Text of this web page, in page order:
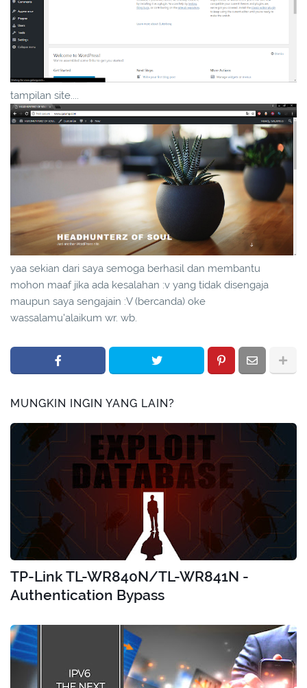
tampilan site....
yaa sekian dari saya semoga berhasil dan membantu
mohon maaf jika ada kesalahan :v yang tidak disengaja
maupun saya sengajain :V (bercanda) oke
wassalamu'alaikum wr. wb.
MUNGKIN INGIN YANG LAIN?
TP-Link TL-WR840N/TL-WR841N -
Authentication Bypass